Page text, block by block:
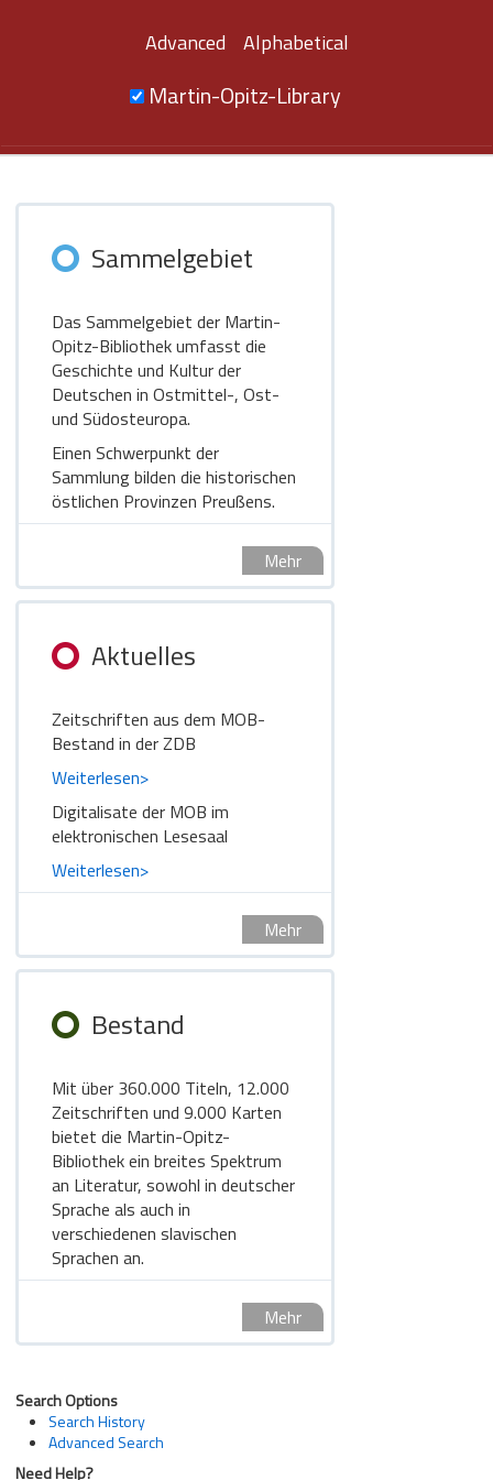
Advanced Alphabetical
Martin-Opitz-Library
Sammelgebiet
Das Sammelgebiet der Martin-
Opitz-Bibliothek umfasst die
Geschichte und Kultur der
Deutschen in Ostmittel-, Ost-
und Südosteuropa.
Einen Schwerpunkt der
Sammlung bilden die historischen
östlichen Provinzen Preußens.
Mehr
Aktuelles
Zeitschriften aus dem MOB-
Bestand in der ZDB
Weiterlesen>
Digitalisate der MOB im
elektronischen Lesesaal
Weiterlesen>
Mehr
Bestand
Mit über 360.000 Titeln, 12.000
Zeitschriften und 9.000 Karten
bietet die Martin-Opitz-
Bibliothek ein breites Spektrum
an Literatur, sowohl in deutscher
Sprache als auch in
verschiedenen slavischen
Sprachen an.
Mehr
Search Options
Search History
Advanced Search
Need Help?